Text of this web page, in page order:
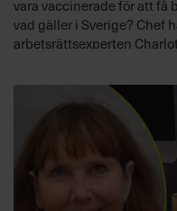
vara vaccinerade för att få
vad gäller i Sverige? Chef
arbetsrättsexperten